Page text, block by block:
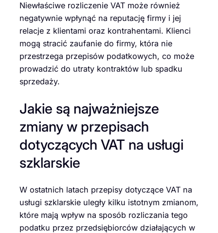
Niewłaściwe rozliczenie VAT może również
negatywnie wpłynąć na reputację firmy i jej
relacje z klientami oraz kontrahentami. Klienci
mogą stracić zaufanie do firmy, która nie
przestrzega przepisów podatkowych, co może
prowadzić do utraty kontraktów lub spadku
sprzedaży.
Jakie są najważniejsze
zmiany w przepisach
dotyczących VAT na usługi
szklarskie
W ostatnich latach przepisy dotyczące VAT na
usługi szklarskie uległy kilku istotnym zmianom,
które mają wpływ na sposób rozliczania tego
podatku przez przedsiębiorców działających w